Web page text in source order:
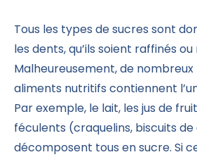
Tous les types de sucres sont
les dents, qu’ils soient raffinés
Malheureusement, de
aliments nutritifs contiennent
Par exemple, le lait, les jus de
féculents (craquelins, biscuits
décomposent tous en sucre. Si